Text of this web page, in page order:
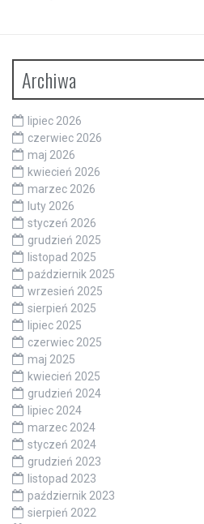
Archiwa
lipiec 2026
czerwiec 2026
maj 2026
kwiecień 2026
marzec 2026
luty 2026
styczeń 2026
grudzień 2025
listopad 2025
październik 2025
wrzesień 2025
sierpień 2025
lipiec 2025
czerwiec 2025
maj 2025
kwiecień 2025
grudzień 2024
lipiec 2024
marzec 2024
styczeń 2024
grudzień 2023
listopad 2023
październik 2023
sierpień 2022